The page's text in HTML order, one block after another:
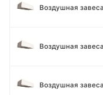
Воздушная
Воздушная
Воздушная